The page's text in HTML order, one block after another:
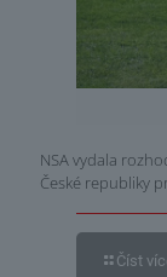
NSA vydala
České republiky
Číst